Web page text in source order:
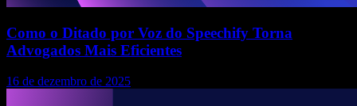
Como o Ditado por Voz do Speechify Torna
Advogados Mais Eficientes
16 de dezembro de 2025